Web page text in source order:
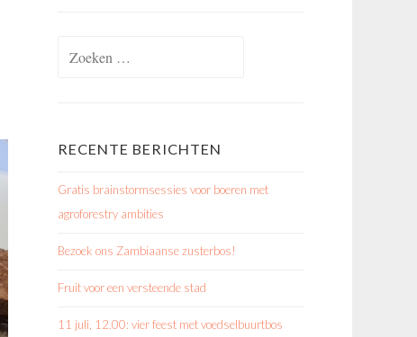
RECENTE BERICHTEN
Gratis brainstormsessies voor boeren met
agroforestry ambities
Bezoek ons Zambiaanse zusterbos!
Fruit voor een versteende stad
11 juli, 12.00: vier feest met voedselbuurtbos